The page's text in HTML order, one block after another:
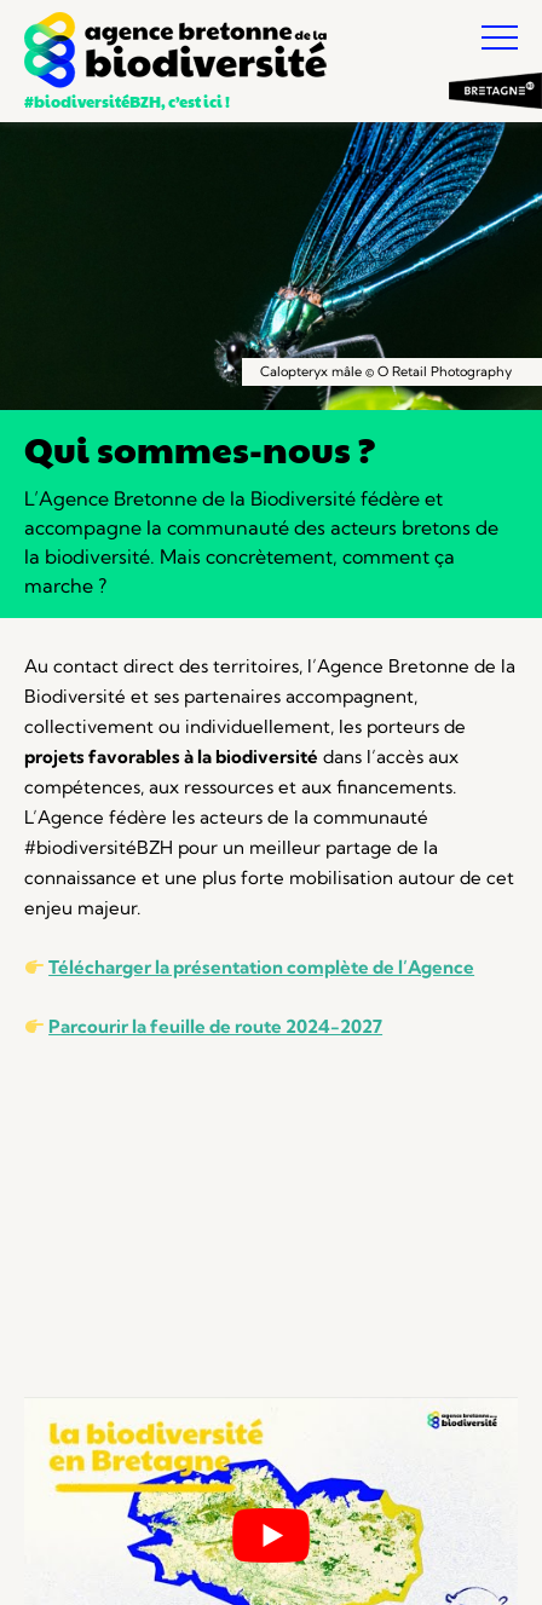
#biodiversitéBZH, c’est ici !
Calopteryx mâle © O Retail Photography
Qui sommes-nous ?
L’Agence Bretonne de la Biodiversité fédère et
accompagne la communauté des acteurs bretons de
la biodiversité. Mais concrètement, comment ça
marche ?
Au contact direct des territoires, l’Agence Bretonne de la
Biodiversité et ses partenaires accompagnent,
collectivement ou individuellement, les porteurs de
projets favorables à la biodiversité dans l’accès aux
compétences, aux ressources et aux financements.
L’Agence fédère les acteurs de la communauté
#biodiversitéBZH pour un meilleur partage de la
connaissance et une plus forte mobilisation autour de cet
enjeu majeur.
Télécharger la présentation complète de l’Agence
Parcourir la feuille de route 2024-2027